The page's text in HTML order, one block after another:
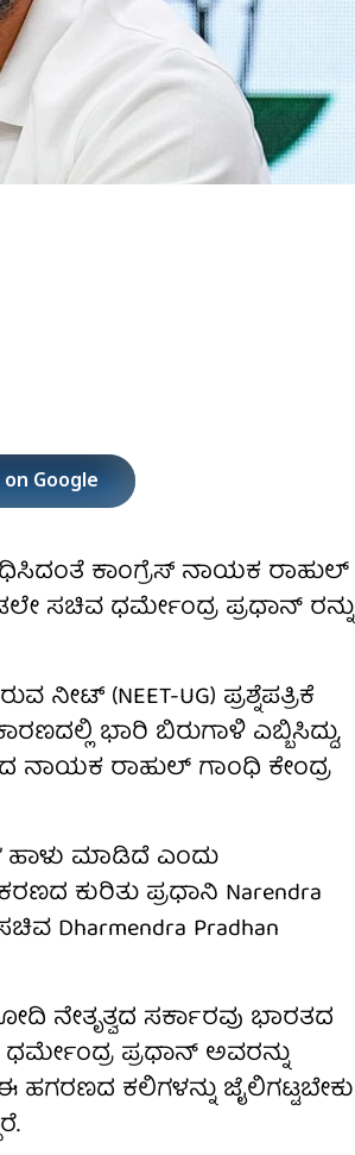
Google
ಕಾಂಗ್ರೆಸ್ ನಾಯಕ ರಾಹುಲ್
ಸಚಿವ ಧರ್ಮೇಂದ್ರ ಪ್ರಧಾನ್ ರನ್ನು
ನೀಟ್ (NEET-UG) ಪ್ರಶ್ನೆಪತ್ರಿಕೆ
ಭಾರಿ ಬಿರುಗಾಳಿ ಎಬ್ಬಿಸಿದ್ದು,
ರಾಹುಲ್ ಗಾಂಧಿ ಕೇಂದ್ರ
ಹಾಳು ಮಾಡಿದೆ ಎಂದು
ಕುರಿತು ಪ್ರಧಾನಿ Narendra
Dharmendra Pradhan
ನೇತೃತ್ವದ ಸರ್ಕಾರವು ಭಾರತದ
ಪ್ರಧಾನ್ ಅವರನ್ನು
ಕಲಿಗಳನ್ನು ಜೈಲಿಗಟ್ಟಬೇಕು